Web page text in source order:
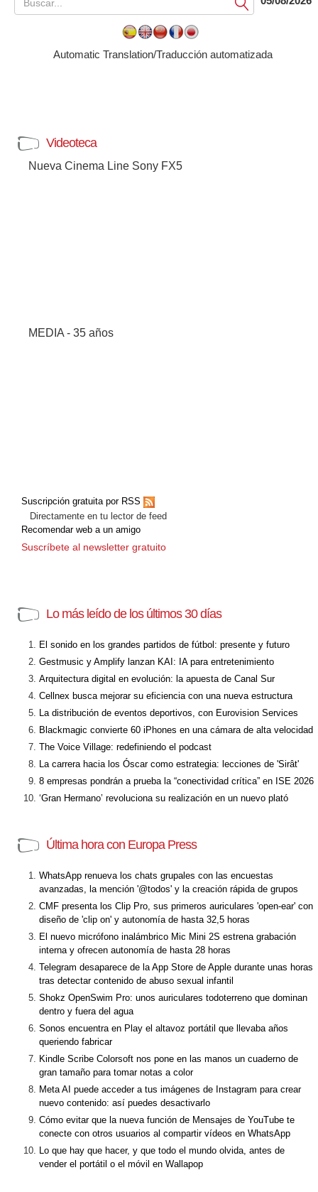
Automatic Translation/Traducción automatizada
Videoteca
Nueva Cinema Line Sony FX5
MEDIA - 35 años
Suscripción gratuita por RSS
Directamente en tu lector de feed
Recomendar web a un amigo
Suscríbete al newsletter gratuito
Lo más leído de los últimos 30 días
El sonido en los grandes partidos de fútbol: presente y futuro
Gestmusic y Amplify lanzan KAI: IA para entretenimiento
Arquitectura digital en evolución: la apuesta de Canal Sur
Cellnex busca mejorar su eficiencia con una nueva estructura
La distribución de eventos deportivos, con Eurovision Services
Blackmagic convierte 60 iPhones en una cámara de alta velocidad
The Voice Village: redefiniendo el podcast
La carrera hacia los Óscar como estrategia: lecciones de 'Sirât'
8 empresas pondrán a prueba la “conectividad crítica” en ISE 2026
‘Gran Hermano’ revoluciona su realización en un nuevo plató
Última hora con Europa Press
WhatsApp renueva los chats grupales con las encuestas
avanzadas, la mención '@todos' y la creación rápida de grupos
CMF presenta los Clip Pro, sus primeros auriculares 'open-ear' con
diseño de 'clip on' y autonomía de hasta 32,5 horas
El nuevo micrófono inalámbrico Mic Mini 2S estrena grabación
interna y ofrecen autonomía de hasta 28 horas
Telegram desaparece de la App Store de Apple durante unas horas
tras detectar contenido de abuso sexual infantil
Shokz OpenSwim Pro: unos auriculares todoterreno que dominan
dentro y fuera del agua
Sonos encuentra en Play el altavoz portátil que llevaba años
queriendo fabricar
Kindle Scribe Colorsoft nos pone en las manos un cuaderno de
gran tamaño para tomar notas a color
Meta AI puede acceder a tus imágenes de Instagram para crear
nuevo contenido: así puedes desactivarlo
Cómo evitar que la nueva función de Mensajes de YouTube te
conecte con otros usuarios al compartir vídeos en WhatsApp
Lo que hay que hacer, y que todo el mundo olvida, antes de
vender el portátil o el móvil en Wallapop